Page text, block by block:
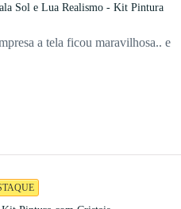
Sol e Lua Realismo - Kit Pintura
a tela ficou maravilhosa.. e